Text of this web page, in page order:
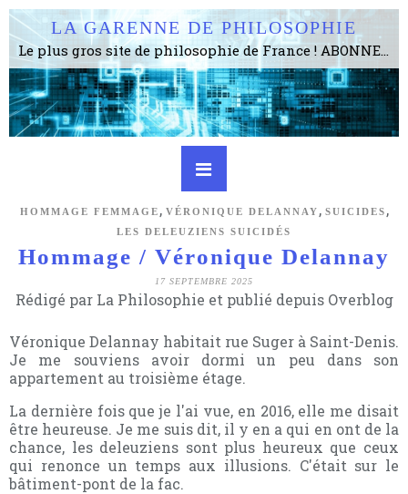
LA GARENNE DE PHILOSOPHIE
Le plus gros site de philosophie de France ! ABONNEZ-VOUS ! 4115 Articles, 1634 abonné·e·s, depuis 2006 . . . . . . . . 2 852 214 pages vues jusqu'à présent. Prestance et être apte à un plus grand nombre de choses.
HOMMAGE FEMMAGE , VÉRONIQUE DELANNAY , SUICIDES ,
LES DELEUZIENS SUICIDÉS
Hommage / Véronique Delannay
17 SEPTEMBRE 2025
Rédigé par La Philosophie et publié depuis Overblog
Véronique Delannay habitait rue Suger à Saint-Denis.
Je me souviens avoir dormi un peu dans son
appartement au troisième étage.
La dernière fois que je l'ai vue, en 2016, elle me disait
être heureuse. Je me suis dit, il y en a qui en ont de la
chance, les deleuziens sont plus heureux que ceux
qui renonce un temps aux illusions. C'était sur le
bâtiment-pont de la fac.